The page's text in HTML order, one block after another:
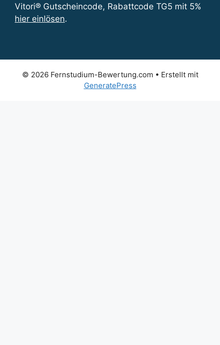
Vitori® Gutscheincode, Rabattcode TG5 mit 5%
hier einlösen.
© 2026 Fernstudium-Bewertung.com • Erstellt mit
GeneratePress